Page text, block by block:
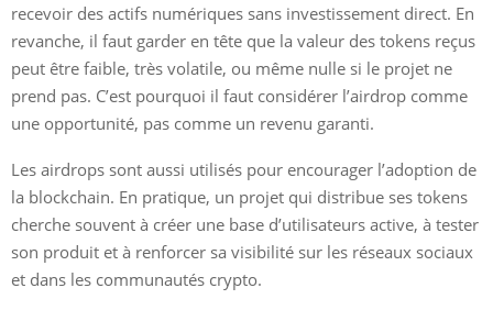
recevoir des actifs numériques sans investissement direct. En
revanche, il faut garder en tête que la valeur des tokens reçus
peut être faible, très volatile, ou même nulle si le projet ne
prend pas. C’est pourquoi il faut considérer l’airdrop comme
une opportunité, pas comme un revenu garanti.
Les airdrops sont aussi utilisés pour encourager l’adoption de
la blockchain. En pratique, un projet qui distribue ses tokens
cherche souvent à créer une base d’utilisateurs active, à tester
son produit et à renforcer sa visibilité sur les réseaux sociaux
et dans les communautés crypto.